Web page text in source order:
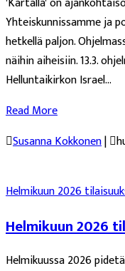
Yhteiskunnissamme ja
hetkellä paljon.
näihin aiheisiin. 13.3.
Helluntaikirkon Israel...
Read More
Susanna Kokkonen|
Helmikuun 2026
Helmikuun 2026
Helmikuussa 2026